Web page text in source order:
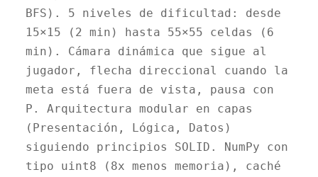
BFS). 5 niveles de dificultad: desde
15×15 (2 min) hasta 55×55 celdas (6
min). Cámara dinámica que sigue al
jugador, flecha direccional cuando la
meta está fuera de vista, pausa con
P. Arquitectura modular en capas
(Presentación, Lógica, Datos)
siguiendo principios SOLID. NumPy con
tipo uint8 (8x menos memoria), caché